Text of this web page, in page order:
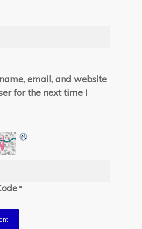
email, and website
for the next time I
*